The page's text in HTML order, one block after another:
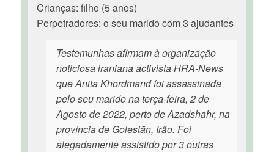
Crianças: filho (5 anos)
Perpetradores: o seu marido com 3 ajudantes
Testemunhas afirmam à organização
noticiosa iraniana activista HRA-News
que Anita Khordmand foi assassinada
pelo seu marido na terça-feira, 2 de
Agosto de 2022, perto de Azadshahr, na
província de Golestān, Irão. Foi
alegadamente assistido por 3 outras